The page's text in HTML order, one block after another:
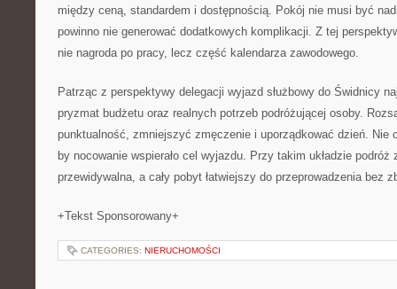
między ceną, standardem i dostępnością. Pokój nie musi być
powinno nie generować dodatkowych komplikacji. Z tej
nie nagroda po pracy, lecz część kalendarza zawodowego.
Patrząc z perspektywy delegacji wyjazd służbowy do Świdnicy
pryzmat budżetu oraz realnych potrzeb podróżującej osoby.
punktualność, zmniejszyć zmęczenie i uporządkować dzień. Nie
by nocowanie wspierało cel wyjazdu. Przy takim układzie
przewidywalna, a cały pobyt łatwiejszy do przeprowadzenia bez
+Tekst Sponsorowany+
CATEGORIES: NIERUCHOMOŚCI